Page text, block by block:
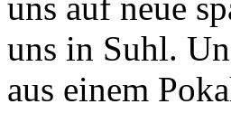
uns in Suhl.
aus einem